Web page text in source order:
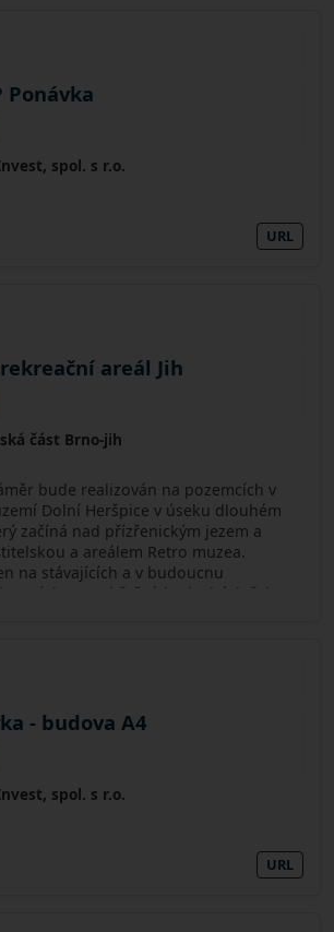
aktuality/vyhodnoceni-
o-snizovani-emisi-pro-rok-
Ponávka
spol. s r.o.
URL
areál Jih
část Brno-jih
bude realizován na pozemcích v
Dolní Heršpice v úseku dlouhém
začíná nad přízřenickým jezem a
a areálem Retro muzea.
na stávajících a v budoucnu
pravobřežních plochách řeky
bude určena ke koupání a ze
opětovně využijeme na další
Na vybudovanou odsazenou
linie na březích Svratky.
- budova A4
spol. s r.o.
URL